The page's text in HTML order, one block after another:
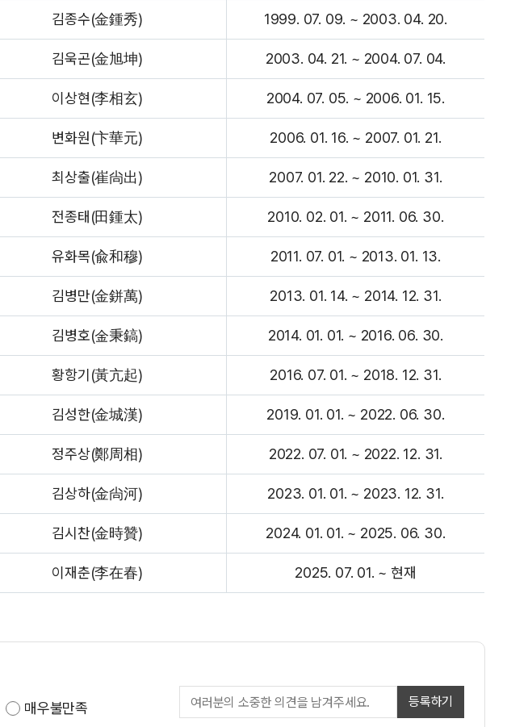
김종수(金鍾秀) 1999. 07. 09. ~ 2003. 04. 20.
김욱곤(金旭坤) 2003. 04. 21. ~ 2004. 07. 04.
이상현(李相玄) 2004. 07. 05. ~ 2006. 01. 15.
변화원(卞華元) 2006. 01. 16. ~ 2007. 01. 21.
최상출(崔尙出) 2007. 01. 22. ~ 2010. 01. 31.
전종태(田鍾太) 2010. 02. 01. ~ 2011. 06. 30.
유화목(兪和穆) 2011. 07. 01. ~ 2013. 01. 13.
김병만(金鉼萬) 2013. 01. 14. ~ 2014. 12. 31.
김병호(金秉鎬) 2014. 01. 01. ~ 2016. 06. 30.
황항기(黃亢起) 2016. 07. 01. ~ 2018. 12. 31.
김성한(金城漢) 2019. 01. 01. ~ 2022. 06. 30.
정주상(鄭周相) 2022. 07. 01. ~ 2022. 12. 31.
김상하(金尙河) 2023. 01. 01. ~ 2023. 12. 31.
김시찬(金時贊) 2024. 01. 01. ~ 2025. 06. 30.
이재춘(李在春) 2025. 07. 01. ~ 현재
매우불만족 등록하기